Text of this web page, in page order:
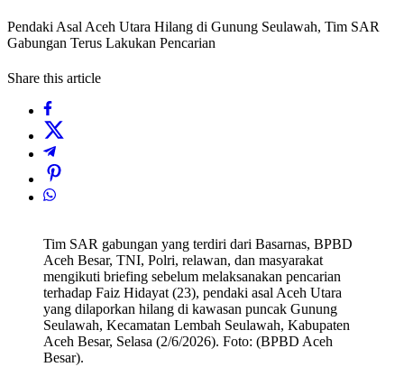
Pendaki Asal Aceh Utara Hilang di Gunung Seulawah, Tim SAR
Gabungan Terus Lakukan Pencarian
Share this article
Tim SAR gabungan yang terdiri dari Basarnas, BPBD
Aceh Besar, TNI, Polri, relawan, dan masyarakat
mengikuti briefing sebelum melaksanakan pencarian
terhadap Faiz Hidayat (23), pendaki asal Aceh Utara
yang dilaporkan hilang di kawasan puncak Gunung
Seulawah, Kecamatan Lembah Seulawah, Kabupaten
Aceh Besar, Selasa (2/6/2026). Foto: (BPBD Aceh
Besar).